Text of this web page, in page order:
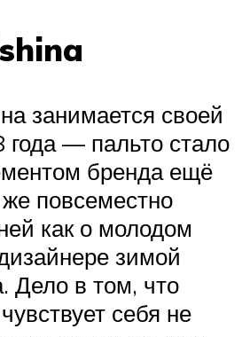
занимается своей
года — пальто стало
бренда ещё
повсеместно
как о молодом
зимой
Дело в том, что
себя не